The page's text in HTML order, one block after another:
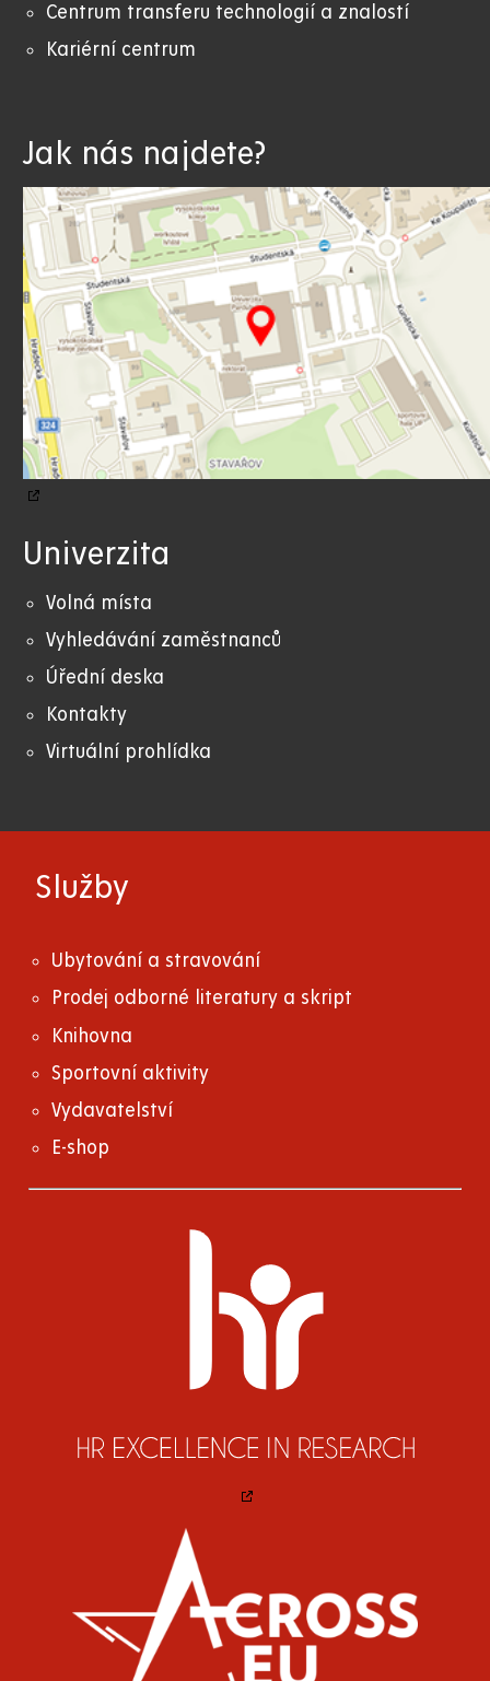
Centrum transferu technologií a znalostí
Kariérní centrum
Jak nás najdete?
Univerzita
Volná místa
Vyhledávání zaměstnanců
Úřední deska
Kontakty
Virtuální prohlídka
Služby
Ubytování a stravování
Prodej odborné literatury a skript
Knihovna
Sportovní aktivity
Vydavatelství
E-shop